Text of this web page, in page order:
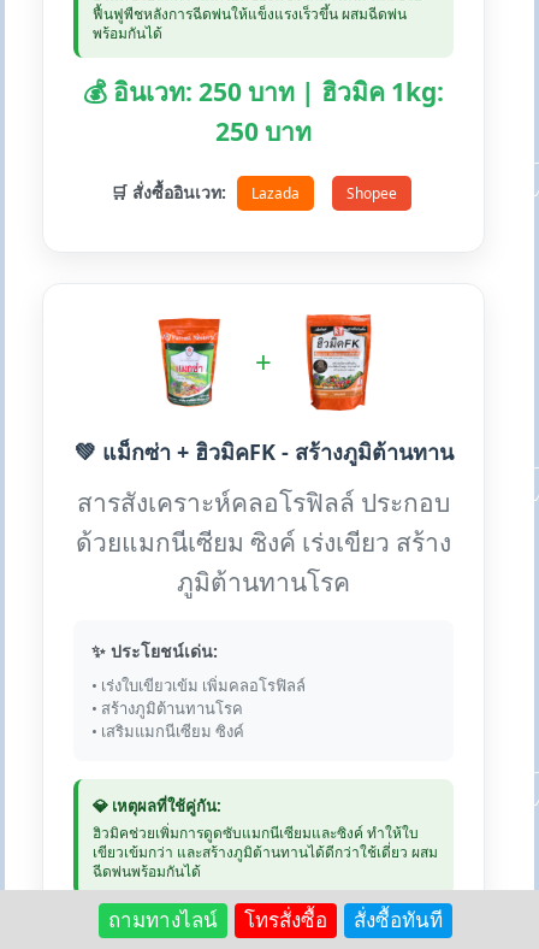
ฟื้นฟูพืชหลังการฉีดพ่นให้แข็งแรงเร็วขึ้น ผสมฉีดพ่น
พร้อมกันได้
💰 อินเวท: 250 บาท | ฮิวมิค 1kg:
250 บาท
🛒 สั่งซื้ออินเวท: Lazada Shopee
+
💚 แม็กซ่า + ฮิวมิคFK - สร้างภูมิต้านทาน
สารสังเคราะห์คลอโรฟิลล์ ประกอบ
ด้วยแมกนีเซียม ซิงค์ เร่งเขียว สร้าง
ภูมิต้านทานโรค
✨ ประโยชน์เด่น:
• เร่งใบเขียวเข้ม เพิ่มคลอโรฟิลล์
• สร้างภูมิต้านทานโรค
• เสริมแมกนีเซียม ซิงค์
💎 เหตุผลที่ใช้คู่กัน:
ฮิวมิคช่วยเพิ่มการดูดซับแมกนีเซียมและซิงค์ ทำให้ใบ
เขียวเข้มกว่า และสร้างภูมิต้านทานได้ดีกว่าใช้เดี่ยว ผสม
ฉีดพ่นพร้อมกันได้
💰 แม็กซ่า: 250 บาท | ฮิวมิค 1kg:
ถามทางไลน์ โทรสั่งซื้อ สั่งซื้อทันที